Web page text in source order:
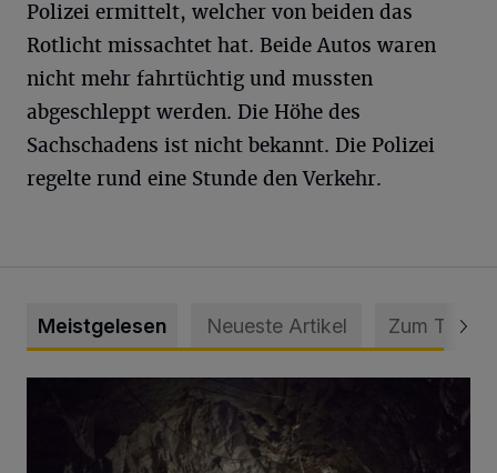
Polizei ermittelt, welcher von beiden das
Rotlicht missachtet hat. Beide Autos waren
nicht mehr fahrtüchtig und mussten
abgeschleppt werden. Die Höhe des
Sachschadens ist nicht bekannt. Die Polizei
regelte rund eine Stunde den Verkehr.
Meistgelesen Neueste Artikel Zum Thema